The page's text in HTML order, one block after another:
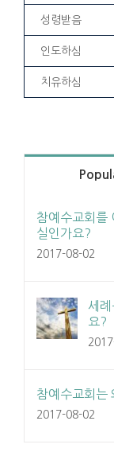
성령받음
인도하심
치유하심
참예수교회를
실인가요?
2017-08-02
세
요?
참예수교회는
2017-08-02